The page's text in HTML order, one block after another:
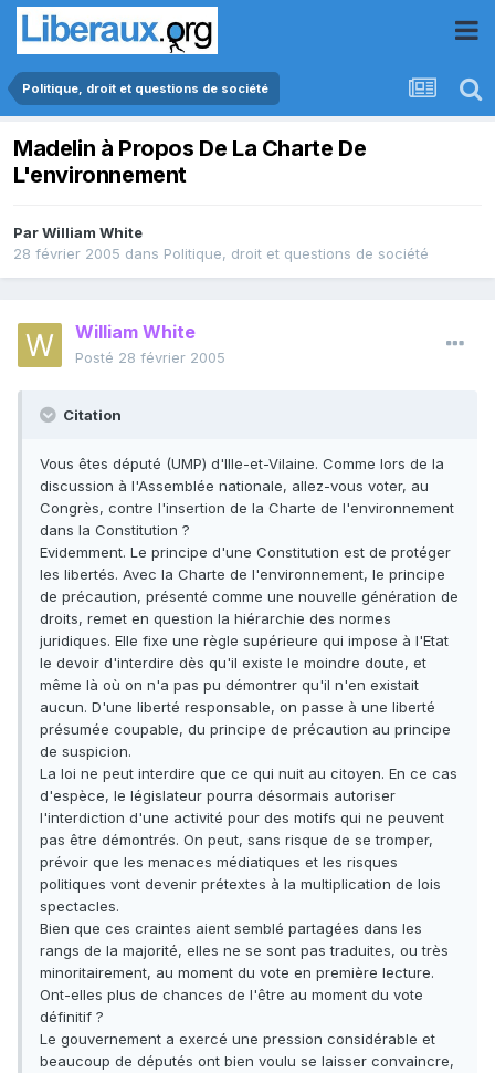
Politique, droit et questions de société
Madelin à Propos De La Charte De
L'environnement
ParWilliam White
28 février 2005 dans Politique, droit et questions de société
William White
Posté 28 février 2005
Citation
Vous êtes député (UMP) d'Ille-et-Vilaine. Comme lors de la
discussion à l'Assemblée nationale, allez-vous voter, au
Congrès, contre l'insertion de la Charte de l'environnement
dans la Constitution ?
Evidemment. Le principe d'une Constitution est de protéger
les libertés. Avec la Charte de l'environnement, le principe
de précaution, présenté comme une nouvelle génération de
droits, remet en question la hiérarchie des normes
juridiques. Elle fixe une règle supérieure qui impose à l'Etat
le devoir d'interdire dès qu'il existe le moindre doute, et
même là où on n'a pas pu démontrer qu'il n'en existait
aucun. D'une liberté responsable, on passe à une liberté
présumée coupable, du principe de précaution au principe
de suspicion.
La loi ne peut interdire que ce qui nuit au citoyen. En ce cas
d'espèce, le législateur pourra désormais autoriser
l'interdiction d'une activité pour des motifs qui ne peuvent
pas être démontrés. On peut, sans risque de se tromper,
prévoir que les menaces médiatiques et les risques
politiques vont devenir prétextes à la multiplication de lois
spectacles.
Bien que ces craintes aient semblé partagées dans les
rangs de la majorité, elles ne se sont pas traduites, ou très
minoritairement, au moment du vote en première lecture.
Ont-elles plus de chances de l'être au moment du vote
définitif ?
Le gouvernement a exercé une pression considérable et
beaucoup de députés ont bien voulu se laisser convaincre,